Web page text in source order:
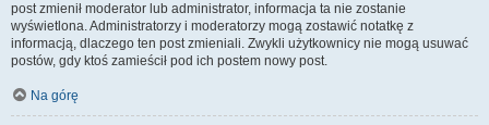
post zmienił moderator lub administrator, informacja ta nie zostanie
wyświetlona. Administratorzy i moderatorzy mogą zostawić notatkę z
informacją, dlaczego ten post zmieniali. Zwykli użytkownicy nie mogą usuwać
postów, gdy ktoś zamieścił pod ich postem nowy post.
Na górę